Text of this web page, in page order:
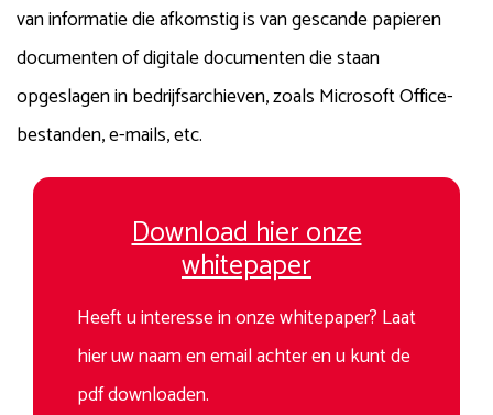
van informatie die afkomstig is van gescande papieren
documenten of digitale documenten die staan
opgeslagen in bedrijfsarchieven, zoals Microsoft Office-
bestanden, e-mails, etc.
Download hier onze
whitepaper
Heeft u interesse in onze whitepaper? Laat
hier uw naam en email achter en u kunt de
pdf downloaden.